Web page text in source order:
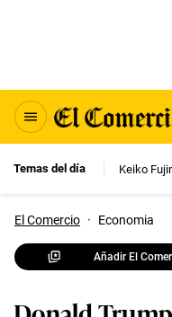
Temas del día Keiko
El Comercio · Economia
Añadir El